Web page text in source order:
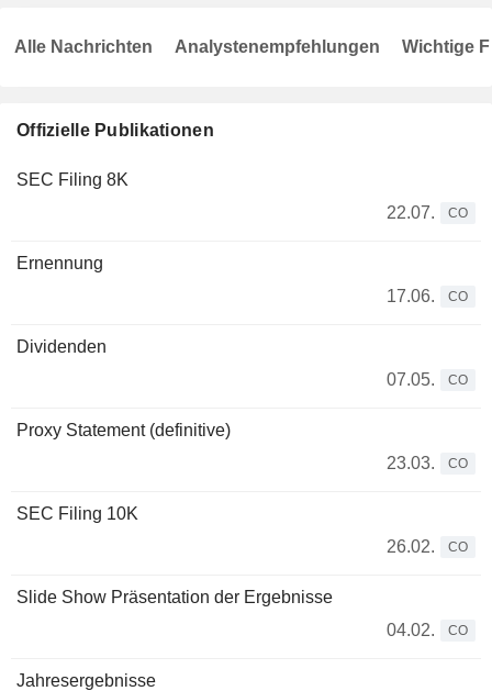
Offizielle Publikationen
SEC Filing 8K
22.07.
CO
Ernennung
17.06.
CO
Dividenden
07.05.
CO
Proxy Statement (definitive)
23.03.
CO
SEC Filing 10K
26.02.
CO
Slide Show Präsentation der Ergebnisse
04.02.
CO
Jahresergebnisse
Alle Nachrichten Analystenempfehlungen Wichtige